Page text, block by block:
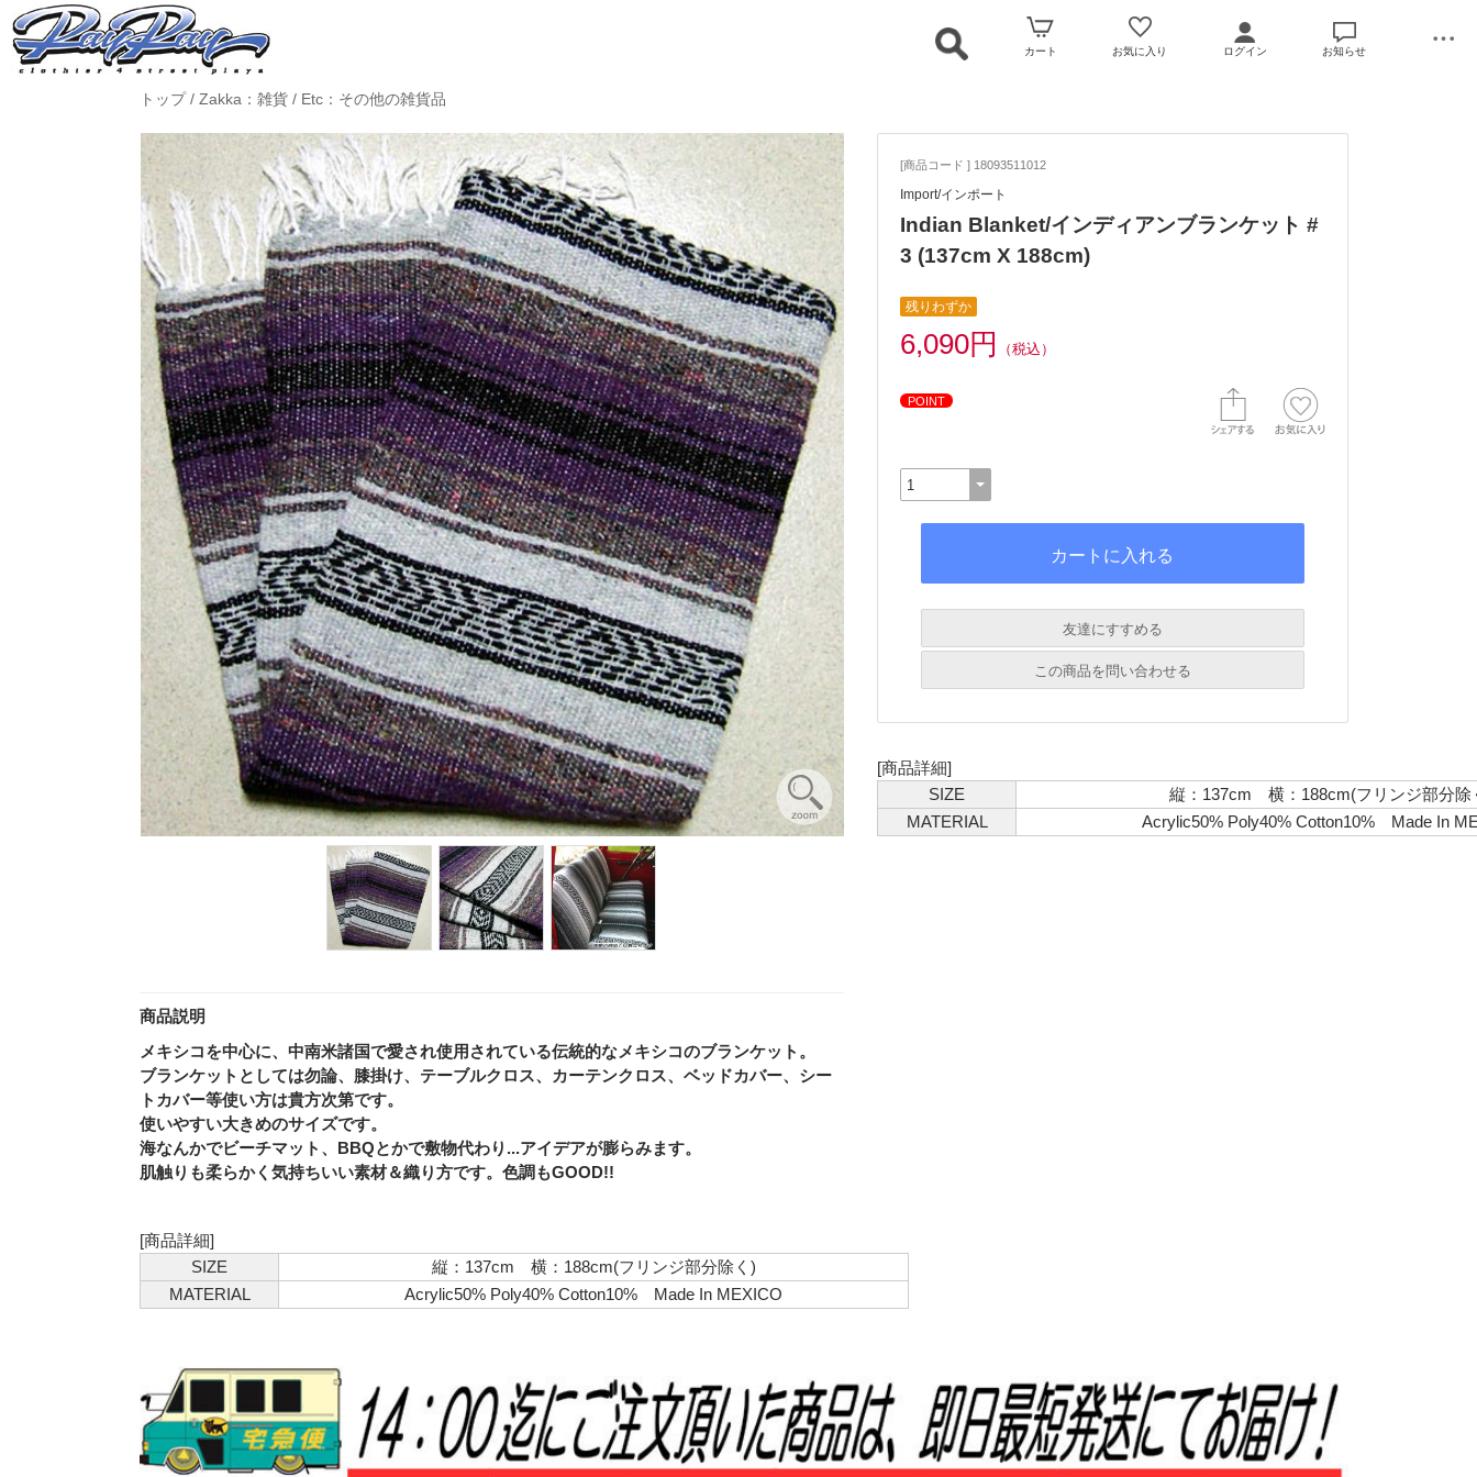
カート お気に入り ログイン お知らせ
トップ/ Zakka：雑貨 / Etc：その他の雑貨品
商品説明
メキシコを中心に、中南米諸国で愛され使用されている伝統的なメキシコのブランケット。
ブランケットとしては勿論、膝掛け、テーブルクロス、カーテンクロス、ベッドカバー、シー
トカバー等使い方は貴方次第です。
使いやすい大きめのサイズです。
海なんかでビーチマット、BBQとかで敷物代わり...アイデアが膨らみます。
肌触りも柔らかく気持ちいい素材＆織り方です。色調もGOOD!!
[商品詳細]
SIZE
縦：137cm 横：188cm(フリンジ部分除く)
MATERIAL
Acrylic50% Poly40% Cotton10% Made In MEXICO
[商品コード ] 18093511012
Import/インポート
Indian Blanket/インディアンブランケット #
3 (137cm X 188cm)
残りわずか
6,090円 （税込）
POINT
友達にすすめる
必須
この商品を問い合わせる
必須
[商品詳細]
SIZE
縦：137cm 横：188cm(フリンジ部分除
MATERIAL
Acrylic50% Poly40% Cotton10% Made In